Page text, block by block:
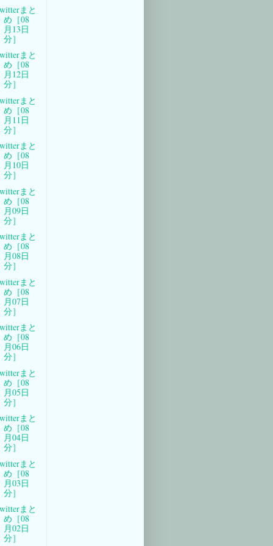
まと
め［08
月13日
分］
まと
め［08
月12日
分］
まと
め［08
月11日
分］
まと
め［08
月10日
分］
まと
め［08
月09日
分］
まと
め［08
月08日
分］
まと
め［08
月07日
分］
まと
め［08
月06日
分］
まと
め［08
月05日
分］
まと
め［08
月04日
分］
まと
め［08
月03日
分］
まと
め［08
月02日
分］